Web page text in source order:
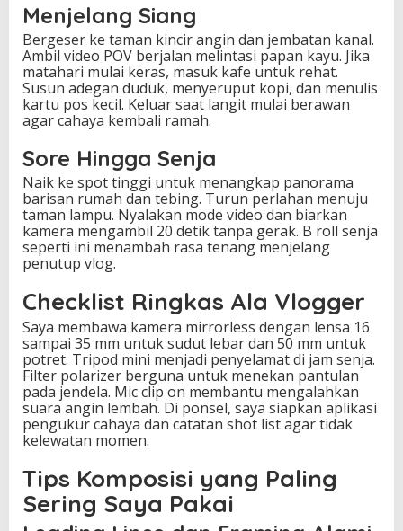
Menjelang Siang
Bergeser ke taman kincir angin dan jembatan kanal.
Ambil video POV berjalan melintasi papan kayu. Jika
matahari mulai keras, masuk kafe untuk rehat.
Susun adegan duduk, menyeruput kopi, dan menulis
kartu pos kecil. Keluar saat langit mulai berawan
agar cahaya kembali ramah.
Sore Hingga Senja
Naik ke spot tinggi untuk menangkap panorama
barisan rumah dan tebing. Turun perlahan menuju
taman lampu. Nyalakan mode video dan biarkan
kamera mengambil 20 detik tanpa gerak. B roll senja
seperti ini menambah rasa tenang menjelang
penutup vlog.
Checklist Ringkas Ala Vlogger
Saya membawa kamera mirrorless dengan lensa 16
sampai 35 mm untuk sudut lebar dan 50 mm untuk
potret. Tripod mini menjadi penyelamat di jam senja.
Filter polarizer berguna untuk menekan pantulan
pada jendela. Mic clip on membantu mengalahkan
suara angin lembah. Di ponsel, saya siapkan aplikasi
pengukur cahaya dan catatan shot list agar tidak
kelewatan momen.
Tips Komposisi yang Paling
Sering Saya Pakai